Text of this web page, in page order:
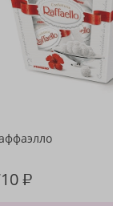
₽